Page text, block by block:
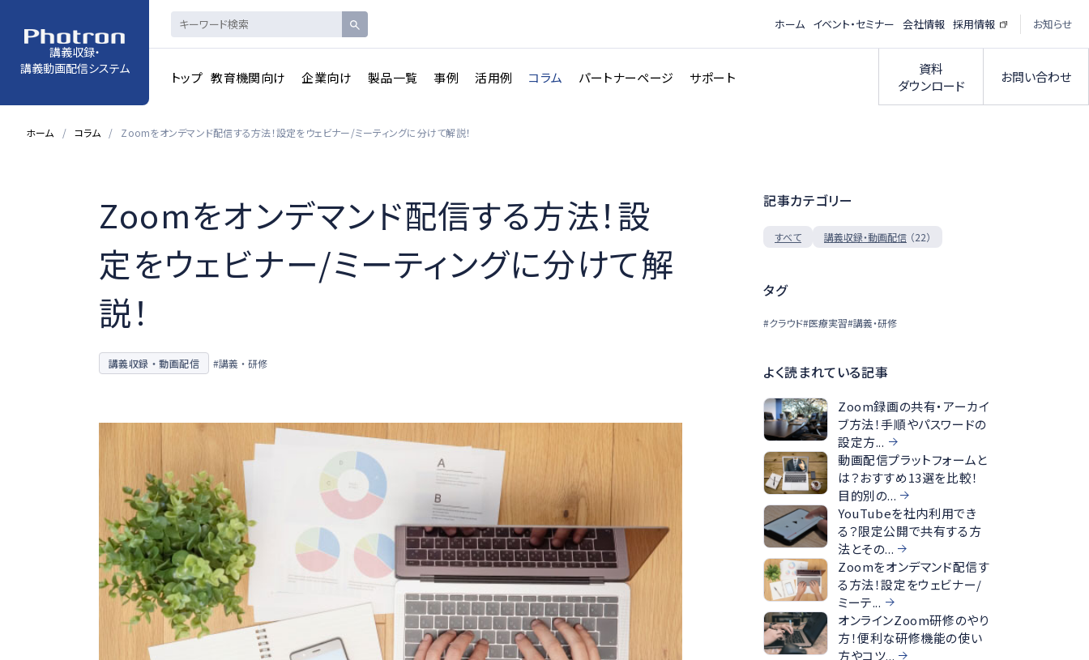
講義収録・
講義動画配信システム
トップ 教育機関向け 企業向け 製品一覧 事例 活用例 コラム パートナーページ サポート
資料
ダウンロード
お問い合わせ
ホーム イベント・セミナー 会社情報 採用情報 お知らせ
ホーム コラム Zoomをオンデマンド配信する方法！設定をウェビナー/ミーティングに分けて解説！
Zoomをオンデマンド配信する方法！設
定をウェビナー/ミーティングに分けて解
説！
講義収録・動画配信 #講義・研修
記事カテゴリー
すべて 講義収録・動画配信 （22）
タグ
#クラウド#医療実習#講義・研修
よく読まれている記事
Zoom録画の共有・アーカイ
ブ方法！手順やパスワードの
設定方...
動画配信プラットフォームと
は？おすすめ13選を比較！
目的別の...
YouTubeを社内利用でき
る？限定公開で共有する方
法とその...
Zoomをオンデマンド配信す
る方法！設定をウェビナー/
ミーテ...
オンラインZoom研修のやり
方！便利な研修機能の使い
方やコツ...